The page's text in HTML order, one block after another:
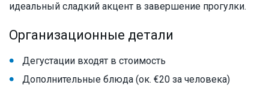
идеальный сладкий акцент в завершение прогулки.
Организационные детали
Дегустации входят в стоимость
Дополнительные блюда (ок. €20 за человека)